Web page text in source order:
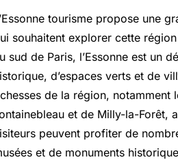
tourisme propose une
souhaitent explorer cette
sud de Paris, l’Essonne est un
d’espaces verts et de
de la région, notamment
et de Milly-la-Forêt,
peuvent profiter de
et de monuments